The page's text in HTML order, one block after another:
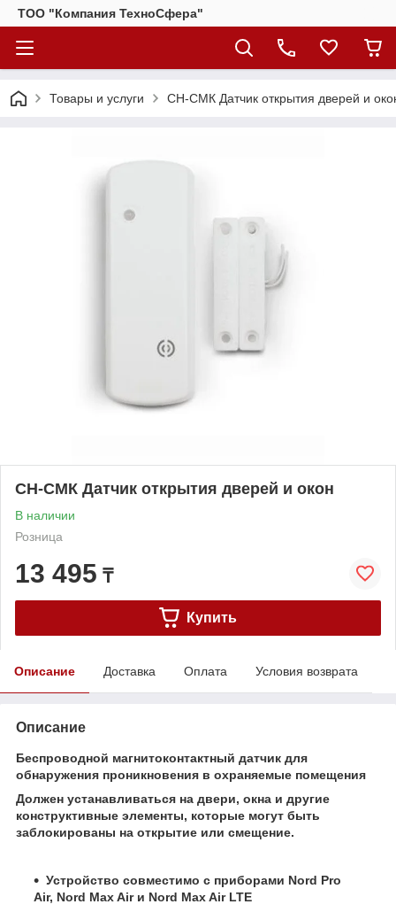
ТОО "Компания ТехноСфера"
Товары и услуги СН-СМК Датчик открытия дверей и
СН-СМК Датчик открытия дверей и окон
В наличии
Розница
13 495 ₸
Купить
Описание Доставка Оплата Условия возврата
Описание
Беспроводной магнитоконтактный датчик для
обнаружения проникновения в охраняемые помещения
Должен устанавливаться на двери, окна и другие
конструктивные элементы, которые могут быть
заблокированы на открытие или смещение.
Устройство совместимо с приборами Nord Pro
Air, Nord Max Air и Nord Max Air LTE